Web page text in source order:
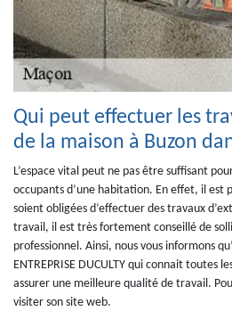
Qui peut effectuer les
de la maison à Buzon
L’espace vital peut ne pas être suffisant
occupants d’une habitation. En effet, il est
soient obligées d’effectuer des travaux
travail, il est très fortement conseillé de
professionnel. Ainsi, nous vous informons
ENTREPRISE DUCULTY qui connait toutes
assurer une meilleure qualité de travail.
visiter son site web.